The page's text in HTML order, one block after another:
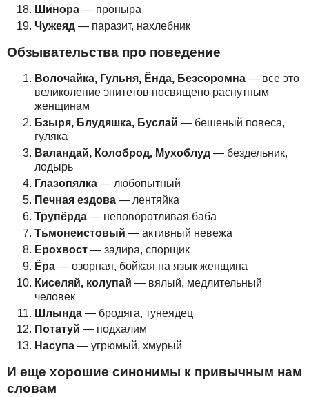
Шинора — проныра
Чужеяд — паразит, нахлебник
Обзывательства про поведение
Волочайка, Гульня, Ёнда, Безсоромна — все это
великолепие эпитетов посвящено распутным
женщинам
Бзыря, Блудяшка, Буслай — бешеный повеса,
гуляка
Валандай, Колоброд, Мухоблуд — бездельник,
лодырь
Глазопялка — любопытный
Печная ездова — лентяйка
Трупёрда — неповоротливая баба
Тьмонеистовый — активный невежа
Ерохвост — задира, спорщик
Ёра — озорная, бойкая на язык женщина
Киселяй, колупай — вялый, медлительный
человек
Шлында — бродяга, тунеядец
Потатуй — подхалим
Насупа — угрюмый, хмурый
И еще хорошие синонимы к привычным нам
словам